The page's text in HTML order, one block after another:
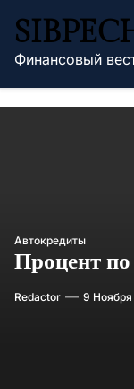
содержимому
Финансовый
Автокредиты
Процент по
Redactor 9